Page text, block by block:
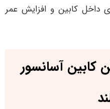
داخل کابین و افزایش عمر
کابین آسانسور